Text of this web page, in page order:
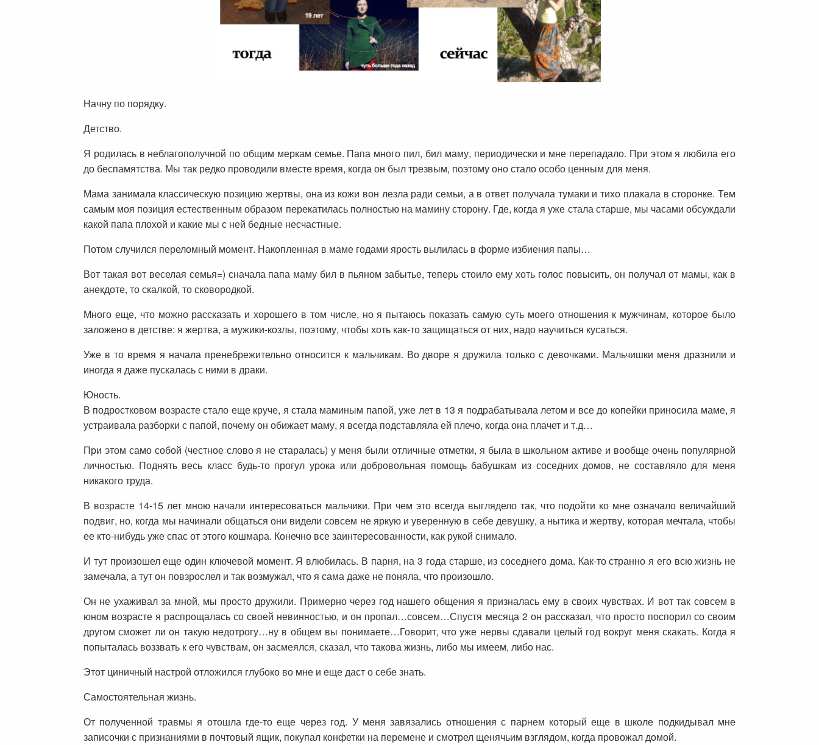
Начну по порядку.
Детство.
Я родилась в неблагополучной по общим меркам семье. Папа много пил, бил маму, периодически и мне перепадало. При этом я любила его
до беспамятства. Мы так редко проводили вместе время, когда он был трезвым, поэтому оно стало особо ценным для меня.
Мама занимала классическую позицию жертвы, она из кожи вон лезла ради семьи, а в ответ получала тумаки и тихо плакала в сторонке. Тем
самым моя позиция естественным образом перекатилась полностью на мамину сторону. Где, когда я уже стала старше, мы часами обсуждали
какой папа плохой и какие мы с ней бедные несчастные.
Потом случился переломный момент. Накопленная в маме годами ярость вылилась в форме избиения папы…
Вот такая вот веселая семья=) сначала папа маму бил в пьяном забытье, теперь стоило ему хоть голос повысить, он получал от мамы, как в
анекдоте, то скалкой, то сковородкой.
Много еще, что можно рассказать и хорошего в том числе, но я пытаюсь показать самую суть моего отношения к мужчинам, которое было
заложено в детстве: я жертва, а мужики-козлы, поэтому, чтобы хоть как-то защищаться от них, надо научиться кусаться.
Уже в то время я начала пренебрежительно относится к мальчикам. Во дворе я дружила только с девочками. Мальчишки меня дразнили и
иногда я даже пускалась с ними в драки.
Юность.
В подростковом возрасте стало еще круче, я стала маминым папой, уже лет в 13 я подрабатывала летом и все до копейки приносила маме, я
устраивала разборки с папой, почему он обижает маму, я всегда подставляла ей плечо, когда она плачет и т.д…
При этом само собой (честное слово я не старалась) у меня были отличные отметки, я была в школьном активе и вообще очень популярной
личностью. Поднять весь класс будь-то прогул урока или добровольная помощь бабушкам из соседних домов, не составляло для меня
никакого труда.
В возрасте 14-15 лет мною начали интересоваться мальчики. При чем это всегда выглядело так, что подойти ко мне означало величайший
подвиг, но, когда мы начинали общаться они видели совсем не яркую и уверенную в себе девушку, а нытика и жертву, которая мечтала, чтобы
ее кто-нибудь уже спас от этого кошмара. Конечно все заинтересованности, как рукой снимало.
И тут произошел еще один ключевой момент. Я влюбилась. В парня, на 3 года старше, из соседнего дома. Как-то странно я его всю жизнь не
замечала, а тут он повзрослел и так возмужал, что я сама даже не поняла, что произошло.
Он не ухаживал за мной, мы просто дружили. Примерно через год нашего общения я призналась ему в своих чувствах. И вот так совсем в
юном возрасте я распрощалась со своей невинностью, и он пропал…совсем…Спустя месяца 2 он рассказал, что просто поспорил со своим
другом сможет ли он такую недотрогу…ну в общем вы понимаете…Говорит, что уже нервы сдавали целый год вокруг меня скакать. Когда я
попыталась воззвать к его чувствам, он засмеялся, сказал, что такова жизнь, либо мы имеем, либо нас.
Этот циничный настрой отложился глубоко во мне и еще даст о себе знать.
Самостоятельная жизнь.
От полученной травмы я отошла где-то еще через год. У меня завязались отношения с парнем который еще в школе подкидывал мне
записочки с признаниями в почтовый ящик, покупал конфетки на перемене и смотрел щенячьим взглядом, когда провожал домой.